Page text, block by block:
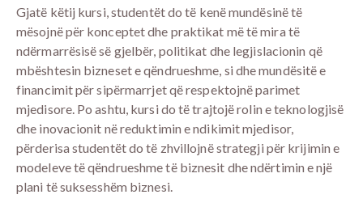
Gjatë këtij kursi, studentët do të kenë mundësinë të
mësojnë për konceptet dhe praktikat më të mira të
ndërmarrësisë së gjelbër, politikat dhe legjislacionin që
mbështesin bizneset e qëndrueshme, si dhe mundësitë e
financimit për sipërmarrjet që respektojnë parimet
mjedisore. Po ashtu, kursi do të trajtojë rolin e teknologjisë
dhe inovacionit në reduktimin e ndikimit mjedisor,
përderisa studentët do të zhvillojnë strategji për krijimin e
modeleve të qëndrueshme të biznesit dhe ndërtimin e një
plani të suksesshëm biznesi.